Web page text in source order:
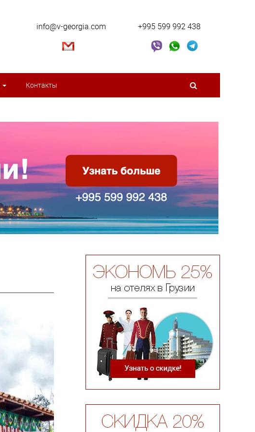
info@v-georgia.com +995 599 992 438
Контакты